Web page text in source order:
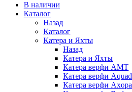
В наличии
Каталог
Назад
Каталог
Катера и Яхты
Назад
Катера и Яхты
Катера верфи AMT
Катера верфи
Катера верфи